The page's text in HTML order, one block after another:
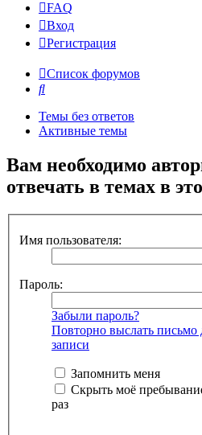
FAQ
Вход
Регистрация
Список форумов
Поиск
Темы без ответов
Активные темы
Вам необходимо
отвечать в темах в
Имя пользователя:
Пароль:
Забыли пароль?
Повторно выслать письмо
записи
Запомнить меня
Скрыть моё
раз